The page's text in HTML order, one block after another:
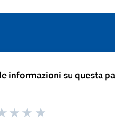
informazioni su questa